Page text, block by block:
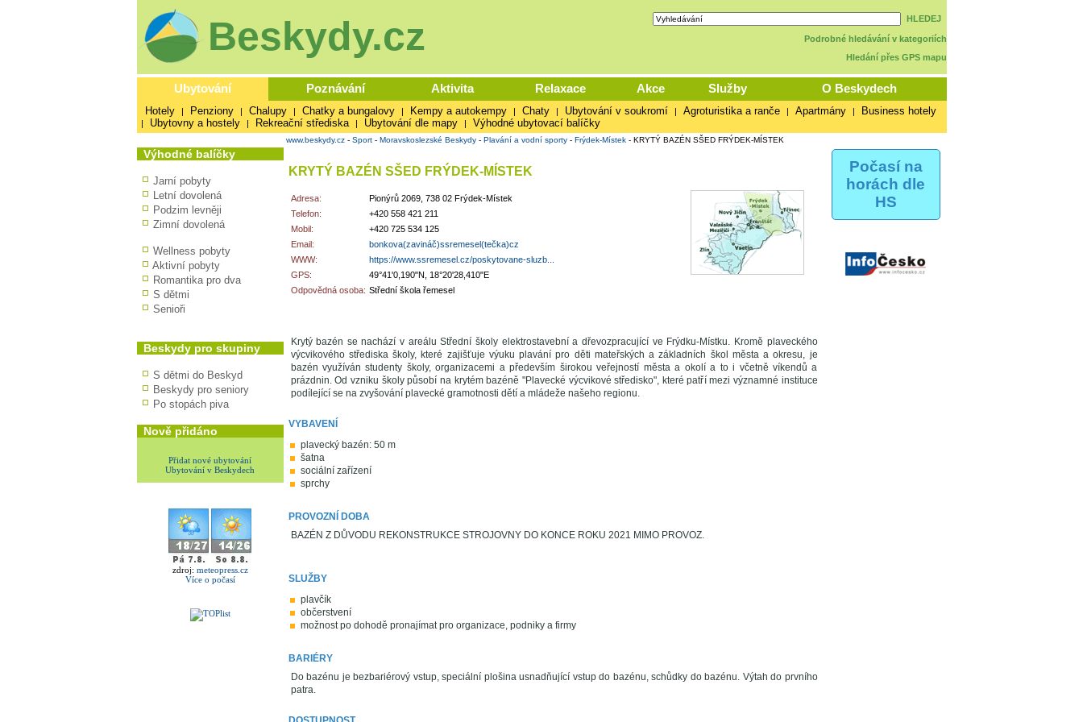
Beskydy.cz HLEDEJ
Podrobné hledávání v kategoriích
Hledání přes GPS mapu
Ubytování Poznávání Aktivita Relaxace Akce Služby O Beskydech
Hotely | Penziony | Chalupy | Chatky a bungalovy | Kempy a autokempy | Chaty | Ubytování v soukromí | Agroturistika a ranče | Apartmány | Business hotely
| Ubytovny a hostely | Rekreační střediska | Ubytování dle mapy | Výhodné ubytovací balíčky
Výhodné balíčky
Jarní pobyty
Letní dovolená
Podzim levněji
Zimní dovolená
Wellness pobyty
Aktivní pobyty
Romantika pro dva
S dětmi
Senioři
Beskydy pro skupiny
S dětmi do Beskyd
Beskydy pro seniory
Po stopách piva
Nově přidáno
Přidat nové ubytování
Ubytování v Beskydech
zdroj: meteopress.cz
Více o počasí
www.beskydy.cz- Sport- Moravskoslezské Beskydy- Plavání a vodní sporty- Frýdek-Místek- KRYTÝ BAZÉN SŠED FRÝDEK-MÍSTEK
KRYTÝ BAZÉN SŠED FRÝDEK-MÍSTEK
Adresa:
Pionýrů 2069, 738 02 Frýdek-Místek
Telefon:
+420 558 421 211
Mobil:
+420 725 534 125
Email:
bonkova(zavináč)ssremesel(tečka)cz
WWW:
https://www.ssremesel.cz/poskytovane-sluzb...
GPS:
49°41'0,190"N, 18°20'28,410"E
Odpovědná osoba: Střední škola řemesel
Krytý bazén se nachází v areálu Střední školy elektrostavební a dřevozpracující ve Frýdku-Místku. Kromě plaveckého
výcvikového střediska školy, které zajišťuje výuku plavání pro děti mateřských a základních škol města a okresu, je
bazén využíván studenty školy, organizacemi a především širokou veřejností města a okolí a to i včetně víkendů a
prázdnin. Od vzniku školy působí na krytém bazéně "Plavecké výcvikové středisko", které patří mezi významné instituce
podílející se na zvyšování plavecké gramotnosti dětí a mládeže našeho regionu.
VYBAVENÍ
plavecký bazén: 50 m
šatna
sociální zařízení
sprchy
PROVOZNÍ DOBA
BAZÉN Z DŮVODU REKONSTRUKCE STROJOVNY DO KONCE ROKU 2021 MIMO PROVOZ.
SLUŽBY
plavčík
občerstvení
možnost po dohodě pronajímat pro organizace, podniky a firmy
BARIÉRY
Do bazénu je bezbariérový vstup, speciální plošina usnadňující vstup do bazénu, schůdky do bazénu. Výtah do prvního
patra.
Počasí na
horách dle
HS